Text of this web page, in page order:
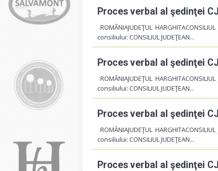
Proces verbal al şedinţei
ROMÂNIAJUDEŢUL
consiliului: CONSILIUL JUDEŢEAN...
Proces verbal al şedinţei
ROMÂNIAJUDEŢUL
consiliului: CONSILIUL JUDEŢEAN...
Proces verbal al şedinţei
ROMÂNIAJUDEŢUL
consiliului: CONSILIUL JUDEŢEAN...
Proces verbal al şedinţei